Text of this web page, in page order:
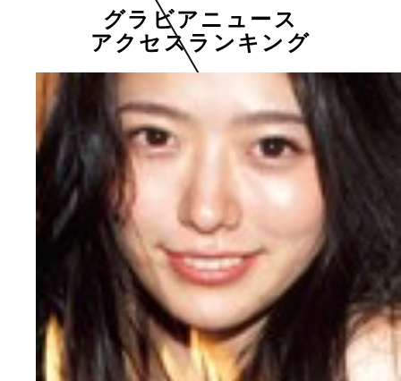
グラビアニュース
アクセスランキング